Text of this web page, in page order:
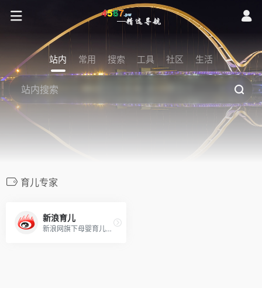
站内 常用 搜索 工具 社区 生活
育儿专家
新浪育儿
新浪网旗下母婴育儿专业平台，汇聚权威专家资源，提供怀孕分娩、养育健康等资讯。